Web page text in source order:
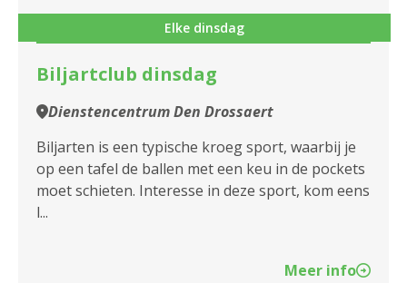
Elke dinsdag
Biljartclub dinsdag
Dienstencentrum Den Drossaert
Biljarten is een typische kroeg sport, waarbij je
op een tafel de ballen met een keu in de pockets
moet schieten. Interesse in deze sport, kom eens
l...
Meer info